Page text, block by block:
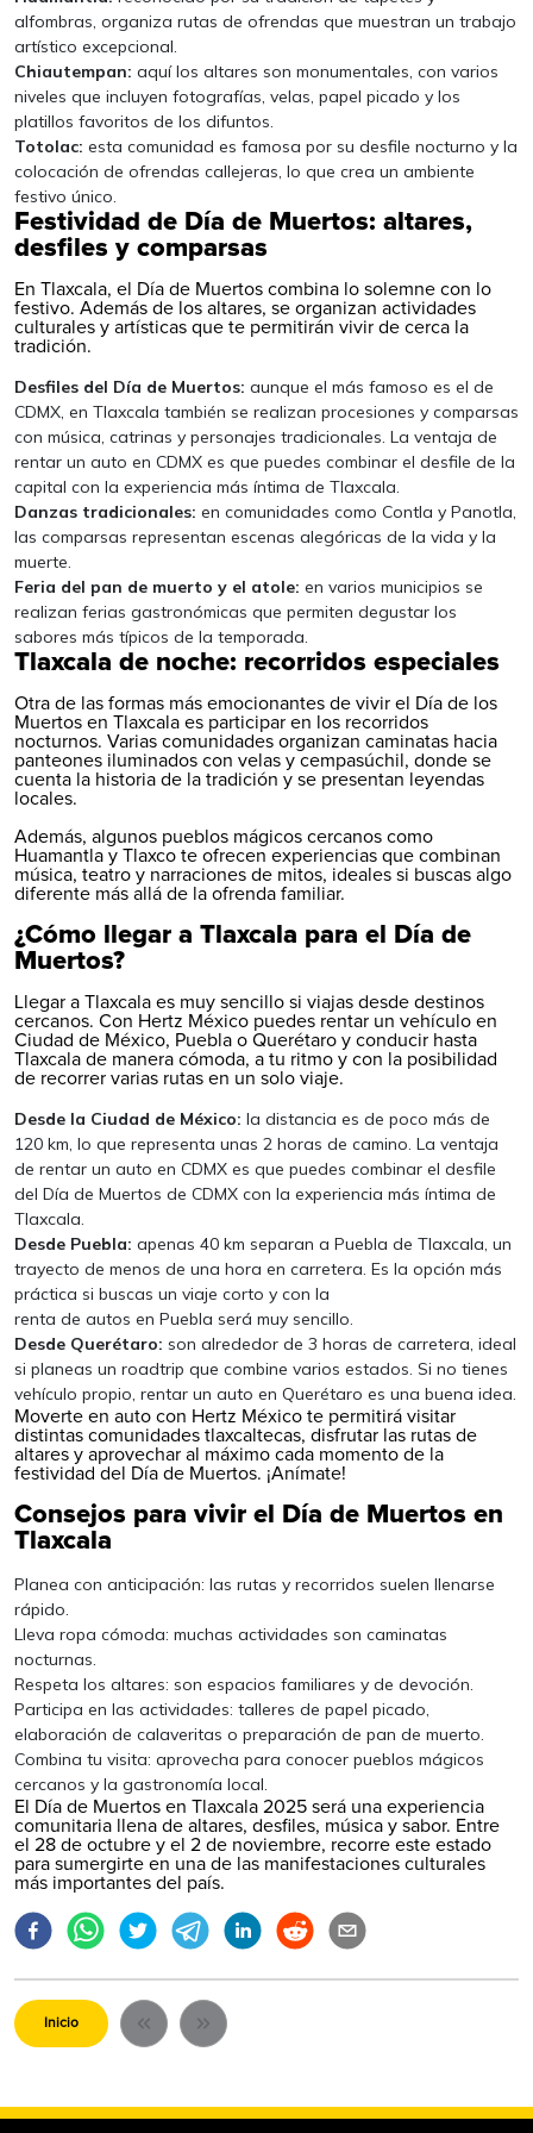
alfombras, organiza rutas de ofrendas que muestran un trabajo
artístico excepcional.
Chiautempan: aquí los altares son monumentales, con varios
niveles que incluyen fotografías, velas, papel picado y los
platillos favoritos de los difuntos.
Totolac: esta comunidad es famosa por su desfile nocturno y la
colocación de ofrendas callejeras, lo que crea un ambiente
festivo único.
Festividad de Día de Muertos: altares,
desfiles y comparsas
En Tlaxcala, el Día de Muertos combina lo solemne con lo
festivo. Además de los altares, se organizan actividades
culturales y artísticas que te permitirán vivir de cerca la
tradición.
Desfiles del Día de Muertos: aunque el más famoso es el de
CDMX, en Tlaxcala también se realizan procesiones y comparsas
con música, catrinas y personajes tradicionales. La ventaja de
rentar un auto en CDMX es que puedes combinar el desfile de la
capital con la experiencia más íntima de Tlaxcala.
Danzas tradicionales: en comunidades como Contla y Panotla,
las comparsas representan escenas alegóricas de la vida y la
muerte.
Feria del pan de muerto y el atole: en varios municipios se
realizan ferias gastronómicas que permiten degustar los
sabores más típicos de la temporada.
Tlaxcala de noche: recorridos especiales
Otra de las formas más emocionantes de vivir el Día de los
Muertos en Tlaxcala es participar en los recorridos
nocturnos. Varias comunidades organizan caminatas hacia
panteones iluminados con velas y cempasúchil, donde se
cuenta la historia de la tradición y se presentan leyendas
locales.
Además, algunos pueblos mágicos cercanos como
Huamantla y Tlaxco te ofrecen experiencias que combinan
música, teatro y narraciones de mitos, ideales si buscas algo
diferente más allá de la ofrenda familiar.
¿Cómo llegar a Tlaxcala para el Día de
Muertos?
Llegar a Tlaxcala es muy sencillo si viajas desde destinos
cercanos. Con Hertz México puedes rentar un vehículo en
Ciudad de México, Puebla o Querétaro y conducir hasta
Tlaxcala de manera cómoda, a tu ritmo y con la posibilidad
de recorrer varias rutas en un solo viaje.
Desde la Ciudad de México: la distancia es de poco más de
120 km, lo que representa unas 2 horas de camino. La ventaja
de rentar un auto en CDMX es que puedes combinar el desfile
del Día de Muertos de CDMX con la experiencia más íntima de
Tlaxcala.
Desde Puebla: apenas 40 km separan a Puebla de Tlaxcala, un
trayecto de menos de una hora en carretera. Es la opción más
práctica si buscas un viaje corto y con la
renta de autos en Puebla será muy sencillo.
Desde Querétaro: son alrededor de 3 horas de carretera, ideal
si planeas un roadtrip que combine varios estados. Si no tienes
vehículo propio, rentar un auto en Querétaro es una buena idea.
Moverte en auto con Hertz México te permitirá visitar
distintas comunidades tlaxcaltecas, disfrutar las rutas de
altares y aprovechar al máximo cada momento de la
festividad del Día de Muertos. ¡Anímate!
Consejos para vivir el Día de Muertos en
Tlaxcala
Planea con anticipación: las rutas y recorridos suelen llenarse
rápido.
Lleva ropa cómoda: muchas actividades son caminatas
nocturnas.
Respeta los altares: son espacios familiares y de devoción.
Participa en las actividades: talleres de papel picado,
elaboración de calaveritas o preparación de pan de muerto.
Combina tu visita: aprovecha para conocer pueblos mágicos
cercanos y la gastronomía local.
El Día de Muertos en Tlaxcala 2025 será una experiencia
comunitaria llena de altares, desfiles, música y sabor. Entre
el 28 de octubre y el 2 de noviembre, recorre este estado
para sumergirte en una de las manifestaciones culturales
más importantes del país.
Inicio